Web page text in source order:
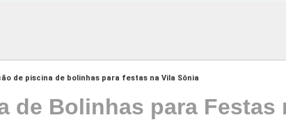
de piscina de bolinhas para festas na Vila Sônia
de Bolinhas para Festas